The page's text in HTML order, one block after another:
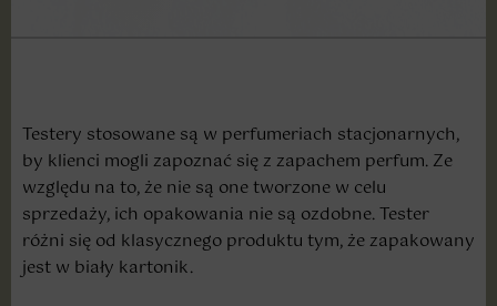
Testery stosowane są w perfumeriach stacjonarnych,
by klienci mogli zapoznać się z zapachem perfum. Ze
względu na to, że nie są one tworzone w celu
sprzedaży, ich opakowania nie są ozdobne. Tester
różni się od klasycznego produktu tym, że zapakowany
jest w biały kartonik.